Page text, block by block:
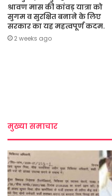
श्रावण मास की कांवड़ यात्रा को
सुगम व सुरक्षित बनाने के लिए
सरकार का यह महत्वपूर्ण कदम.
2 weeks ago
मुख्या समाचार